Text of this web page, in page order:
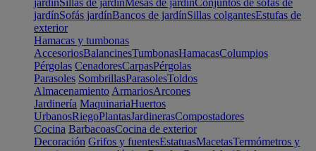
jardínSillas de jardínMesas de jardínConjuntos de sofás de
jardínSofás jardínBancos de jardínSillas colgantesEstufas de
exterior
Hamacas y tumbonas
AccesoriosBalancinesTumbonasHamacasColumpios
Pérgolas CenadoresCarpasPérgolas
Parasoles SombrillasParasolesToldos
Almacenamiento ArmariosArcones
Jardinería MaquinariaHuertos
UrbanosRiegoPlantasJardinerasCompostadores
Cocina BarbacoasCocina de exterior
Decoración Grifos y fuentesEstatuasMacetasTermómetros y